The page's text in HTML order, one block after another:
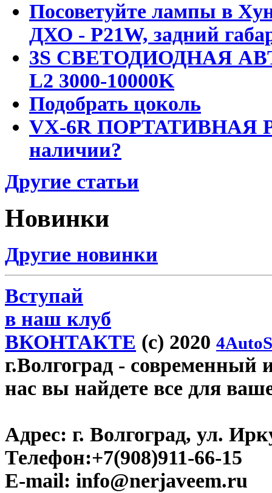
Посоветуйте лампы в
ДХО - P21W, задний
3S СВЕТОДИОДНАЯ
L2 3000-10000K
Подобрать цоколь
VX-6R ПОРТАТИВНАЯ
наличии?
Другие статьи
Новинки
Другие новинки
Вступай
в наш клуб
ВКОНТАКТЕ (c) 2020
г.Волгоград - современный
нас вы найдете все для
Адрес: г. Волгоград, ул.
Телефон:+7(908)911-66-15
E-mail: info@nerjaveem.ru